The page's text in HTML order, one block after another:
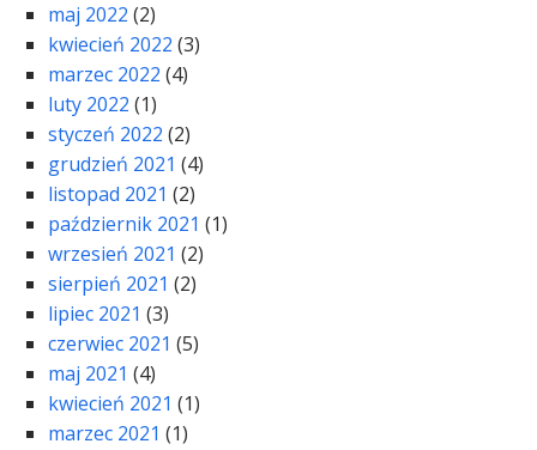
maj 2022 (2)
kwiecień 2022 (3)
marzec 2022 (4)
luty 2022 (1)
styczeń 2022 (2)
grudzień 2021 (4)
listopad 2021 (2)
październik 2021 (1)
wrzesień 2021 (2)
sierpień 2021 (2)
lipiec 2021 (3)
czerwiec 2021 (5)
maj 2021 (4)
kwiecień 2021 (1)
marzec 2021 (1)